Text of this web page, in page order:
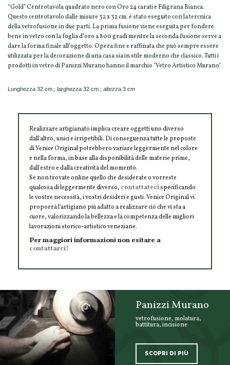
“Gold” Centrotavola quadrato nero con Oro 24 carati e Filigrana Bianca.
Questo centrotavolo dalle misure 32 x 32 cm. è stato eseguito con la tercnica
della vetrofusione in due parti. La prima fusione viene eseguita per fondere
bene in vetro con la foglia d’oro a 800 gradi mentre la seconda fusione serve a
dare la forma finale all’oggetto. Opera fine e raffinata che può sempre essere
utilizzata per la decorazione di una casa sia in stile moderno che classico. Tutti i
prodotti in vetro di Panizzi Murano hanno il marchio "Vetro Artistico Murano"
Lunghezza 32 cm.; larghezza 32 cm.; altezza 3 cm
Realizzare artigianato implica creare oggetti uno diverso
dall'altro, unici e irripetibili. Di conseguenza tutte le proposte
di Venice Original potrebbero variare leggermente nel colore
e nella forma, in base alla disponibilità delle materie prime,
dall'estro e dalla creatività del momento.
Se non trovate online quello che desiderate o vorreste
qualcosa di leggermente diverso, contattatecispecificando
le vostre necessità, i vostri desideri e gusti. Venice Original vi
proporrà l'artigiano più adatto a realizzare ciò che vi sta a
cuore, valorizzando la bellezza e la competenza delle migliori
lavorazioni storico-artistico veneziane.
Per maggiori informazioni non esitare a
contattarci!
Panizzi Murano
vetrofusione, molatura,
battitura, incisione
SCOPRI DI PIÙ